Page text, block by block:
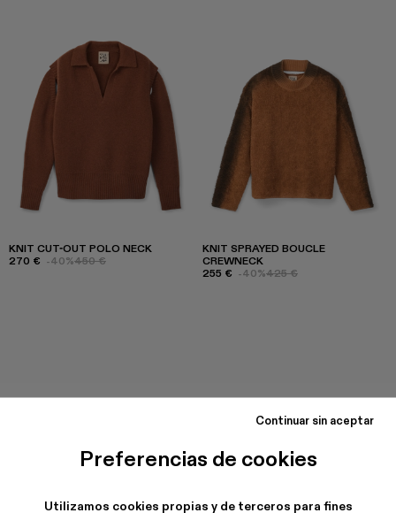
Preferencias de cookies
Utilizamos cookies propias y de terceros para fines
Continuar sin aceptar
KNIT CUT-OUT POLO NECK
270 € -40%450 €
KNIT SPRAYED BOUCLE
CREWNECK
255 € -40%425 €